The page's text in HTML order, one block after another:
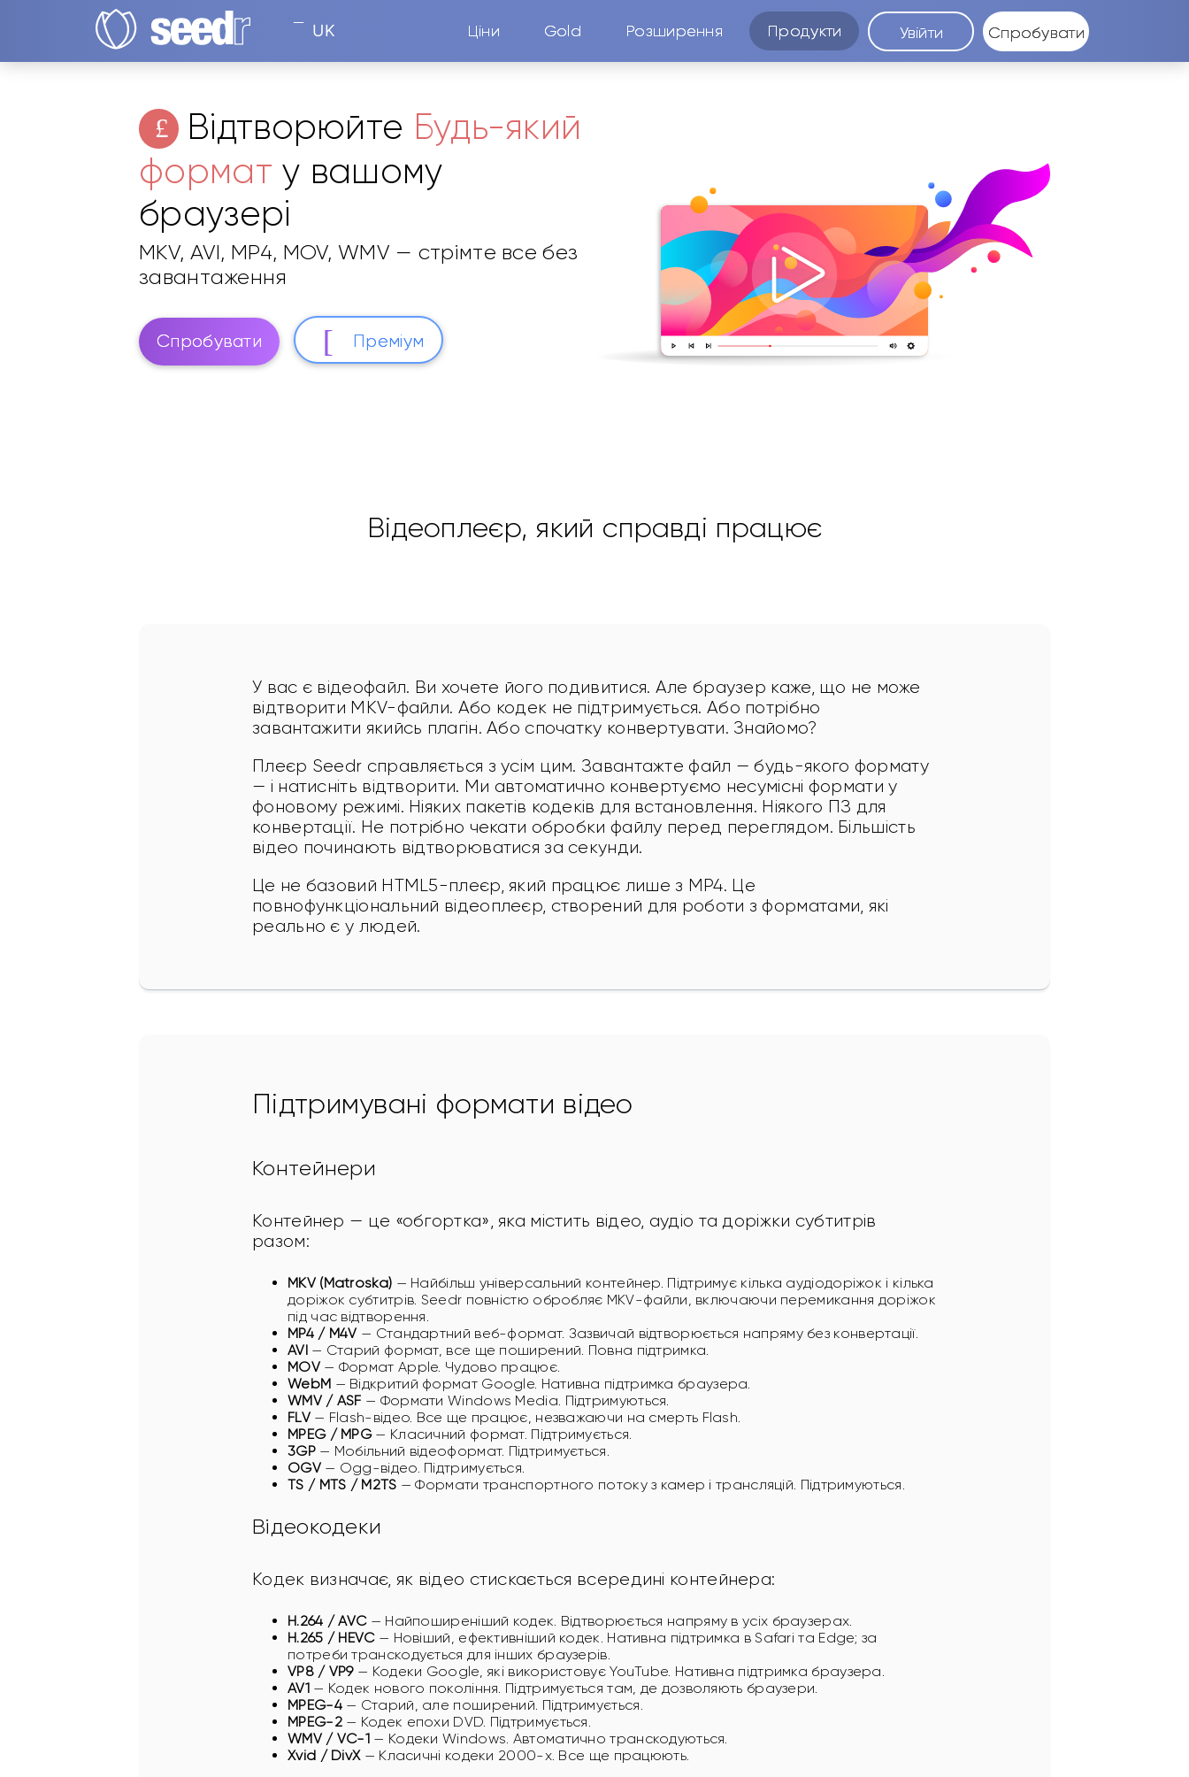
UK Ціни Gold Розширення Продукти Увійти Спробувати
Відтворюйте Будь-який
формат у вашому
браузері
MKV, AVI, MP4, MOV, WMV — стрімте все без
завантаження
Спробувати Преміум
Відеоплеєр, який справді працює
У вас є відеофайл. Ви хочете його подивитися. Але браузер каже, що не може
відтворити MKV-файли. Або кодек не підтримується. Або потрібно
завантажити якийсь плагін. Або спочатку конвертувати. Знайомо?
Плеєр Seedr справляється з усім цим. Завантажте файл — будь-якого формату
— і натисніть відтворити. Ми автоматично конвертуємо несумісні формати у
фоновому режимі. Ніяких пакетів кодеків для встановлення. Ніякого ПЗ для
конвертації. Не потрібно чекати обробки файлу перед переглядом. Більшість
відео починають відтворюватися за секунди.
Це не базовий HTML5-плеєр, який працює лише з MP4. Це
повнофункціональний відеоплеєр, створений для роботи з форматами, які
реально є у людей.
Підтримувані формати відео
Контейнери
Контейнер — це «обгортка», яка містить відео, аудіо та доріжки субтитрів
разом:
MKV (Matroska) — Найбільш універсальний контейнер. Підтримує кілька аудіодоріжок і кілька
доріжок субтитрів. Seedr повністю обробляє MKV-файли, включаючи перемикання доріжок
під час відтворення.
MP4 / M4V — Стандартний веб-формат. Зазвичай відтворюється напряму без конвертації.
AVI— Старий формат, все ще поширений. Повна підтримка.
MOV— Формат Apple. Чудово працює.
WebM — Відкритий формат Google. Нативна підтримка браузера.
WMV / ASF — Формати Windows Media. Підтримуються.
FLV— Flash-відео. Все ще працює, незважаючи на смерть Flash.
MPEG / MPG— Класичний формат. Підтримується.
3GP— Мобільний відеоформат. Підтримується.
OGV— Ogg-відео. Підтримується.
TS / MTS / M2TS — Формати транспортного потоку з камер і трансляцій. Підтримуються.
Відеокодеки
Кодек визначає, як відео стискається всередині контейнера:
H.264 / AVC— Найпоширеніший кодек. Відтворюється напряму в усіх браузерах.
H.265 / HEVC— Новіший, ефективніший кодек. Нативна підтримка в Safari та Edge; за
потреби транскодується для інших браузерів.
VP8 / VP9— Кодеки Google, які використовує YouTube. Нативна підтримка браузера.
AV1— Кодек нового покоління. Підтримується там, де дозволяють браузери.
MPEG-4— Старий, але поширений. Підтримується.
MPEG-2— Кодек епохи DVD. Підтримується.
WMV / VC-1 — Кодеки Windows. Автоматично транскодуються.
Xvid / DivX— Класичні кодеки 2000-х. Все ще працюють.